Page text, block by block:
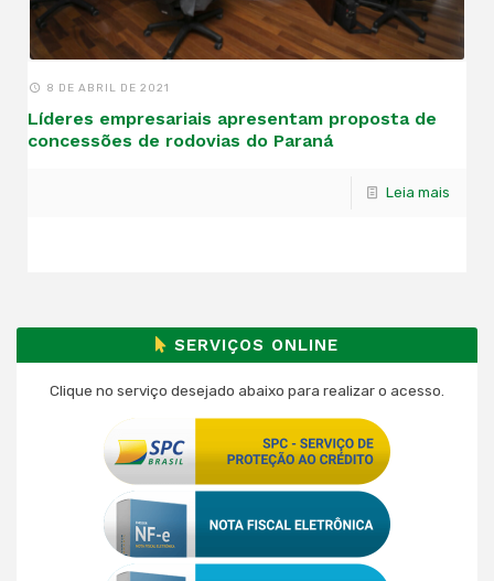
8 DE ABRIL DE 2021
Líderes empresariais apresentam proposta de
concessões de rodovias do Paraná
Leia mais
SERVIÇOS ONLINE
Clique no serviço desejado abaixo para realizar o acesso.